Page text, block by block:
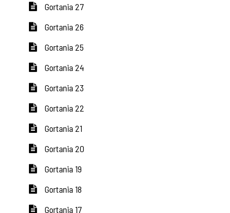
Gortania 27
Gortania 26
Gortania 25
Gortania 24
Gortania 23
Gortania 22
Gortania 21
Gortania 20
Gortania 19
Gortania 18
Gortania 17